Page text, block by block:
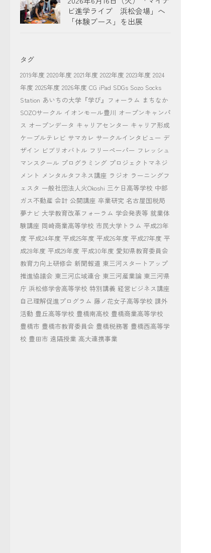
ビ進学ライブ 浜松会場」へ
「体験ブース」を出展
タグ
2019年度 2020年度 2021年度 2022年度 2023年度 2024
年度 2025年度 2026年度 CG iPad SDGs Sozo Socks
Station あいちの大学『学び』フォーラム まちなか
SOZOサークル イオンモール豊川 オープンキャンパ
ス オープンデータ キャリアセンター キャリア形成
ケーブルテレビ サマカレ サークルインタビュー デ
ザイン ビブリオバトル フリーペーパー フレッシュ
マンスクール プログラミング プロジェクトマネジ
メント メンタルタフネス講座 ラジオ ラーニングフ
ェスタ 一般社団法人火Okoshi 三ケ日高等学校 中部
ガス不動産 会計 公開講座 卒業研究 名古屋国税局
夢ナビ 大学教育改革フォーラム 学会発表等 就業体
験講座 岡崎商業高等学校 市民大学トラム 平成23年
度 平成24年度 平成25年度 平成26年度 平成27年度 平
成28年度 平成29年度 平成30年度 愛知県教育委員会
教育力向上研修会 新聞報道 東三河スタートアップ
推進協議会 東三河広域連合 東三河産業論 東三河県
庁 浜松修学舎高等学校 特別講義 経営ビジネス講座
自己理解促進プログラム 藤ノ花女子高等学校 課外
活動 豊丘高等学校 豊橋南高校 豊橋商業高等学校
豊橋市 豊橋市教育委員会 豊橋税務署 豊橋西高等学
校 豊田市 遠隔授業 高大連携事業